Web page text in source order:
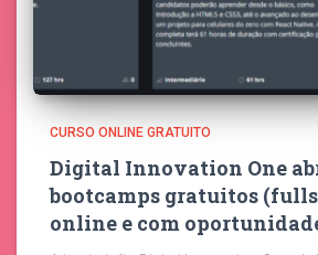
CURSO ONLINE GRATUITO
Digital Innovation One
bootcamps gratuitos
online e com